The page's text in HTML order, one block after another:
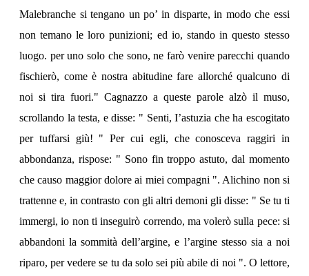
Malebranche si tengano un po’ in disparte, in modo che essi
non temano le loro punizioni; ed io, stando in questo stesso
luogo. per uno solo che sono, ne farò venire parecchi quando
fischierò, come è nostra abitudine fare allorché qualcuno di
noi si tira fuori." Cagnazzo a queste parole alzò il muso,
scrollando la testa, e disse: " Senti, I’astuzia che ha escogitato
per tuffarsi giù! " Per cui egli, che conosceva raggiri in
abbondanza, rispose: " Sono fin troppo astuto, dal momento
che causo maggior dolore ai miei compagni ". Alichino non si
trattenne e, in contrasto con gli altri demoni gli disse: " Se tu ti
immergi, io non ti inseguirò correndo, ma volerò sulla pece: si
abbandoni la sommità dell’argine, e l’argine stesso sia a noi
riparo, per vedere se tu da solo sei più abile di noi ". O lettore,